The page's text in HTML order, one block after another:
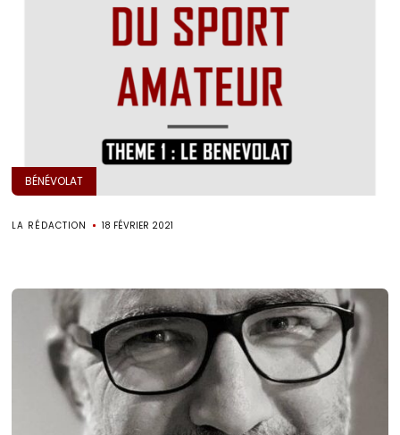
BÉNÉVOLAT
LA RÉDACTION 18 FÉVRIER 2021